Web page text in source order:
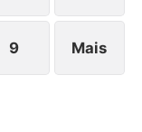
9 Mais